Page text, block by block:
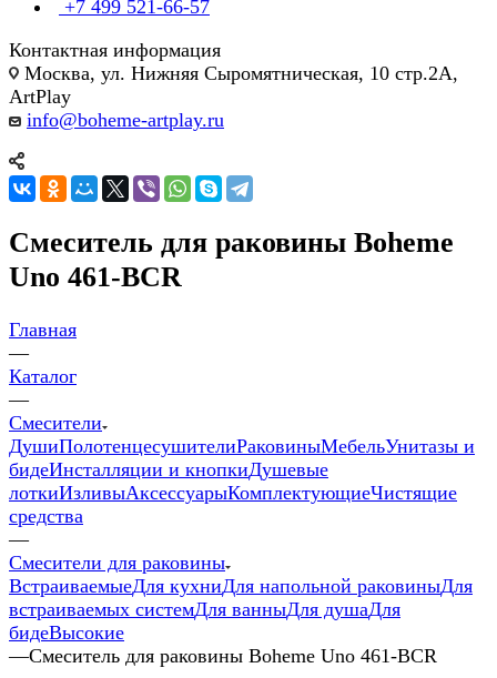
+7 499 521-66-57
Контактная информация
Москва, ул. Нижняя Сыромятническая, 10 стр.2А,
ArtPlay
info@boheme-artplay.ru
Смеситель для раковины Boheme
Uno 461-BCR
Главная
—
Каталог
—
Смесители
ДушиПолотенцесушителиРаковиныМебельУнитазы и
бидеИнсталляции и кнопкиДушевые
лоткиИзливыАксессуарыКомплектующиеЧистящие
средства
—
Смесители для раковины
ВстраиваемыеДля кухниДля напольной раковиныДля
встраиваемых системДля ванныДля душаДля
бидеВысокие
—Смеситель для раковины Boheme Uno 461-BCR